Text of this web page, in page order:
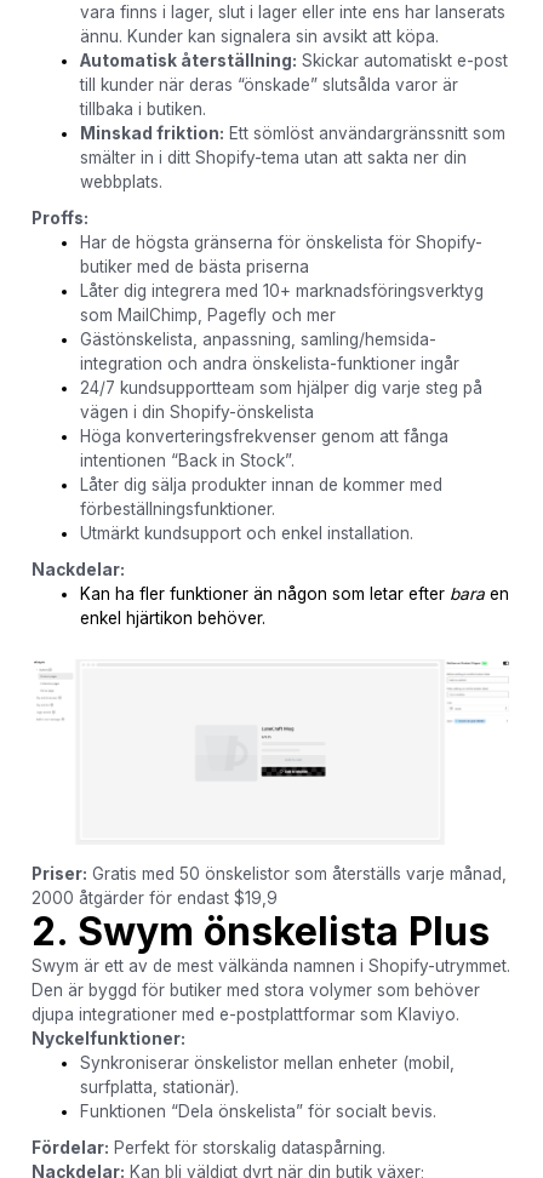
vara finns i lager, slut i lager eller inte ens har lanserats
ännu. Kunder kan signalera sin avsikt att köpa.
Automatisk återställning: Skickar automatiskt e-post
till kunder när deras “önskade” slutsålda varor är
tillbaka i butiken.
Minskad friktion: Ett sömlöst användargränssnitt som
smälter in i ditt Shopify-tema utan att sakta ner din
webbplats.
Proffs:
Har de högsta gränserna för önskelista för Shopify-
butiker med de bästa priserna
Låter dig integrera med 10+ marknadsföringsverktyg
som MailChimp, Pagefly och mer
Gästönskelista, anpassning, samling/hemsida-
integration och andra önskelista-funktioner ingår
24/7 kundsupportteam som hjälper dig varje steg på
vägen i din Shopify-önskelista
Höga konverteringsfrekvenser genom att fånga
intentionen “Back in Stock”.
Låter dig sälja produkter innan de kommer med
förbeställningsfunktioner.
Utmärkt kundsupport och enkel installation.
Nackdelar:
Kan ha fler funktioner än någon som letar efter baraen
enkel hjärtikon behöver.
Priser: Gratis med 50 önskelistor som återställs varje månad,
2000 åtgärder för endast $19,9
2. Swym önskelista Plus
Swym är ett av de mest välkända namnen i Shopify-utrymmet.
Den är byggd för butiker med stora volymer som behöver
djupa integrationer med e-postplattformar som Klaviyo.
Nyckelfunktioner:
Synkroniserar önskelistor mellan enheter (mobil,
surfplatta, stationär).
Funktionen “Dela önskelista” för socialt bevis.
Fördelar: Perfekt för storskalig dataspårning.
Nackdelar: Kan bli väldigt dyrt när din butik växer;